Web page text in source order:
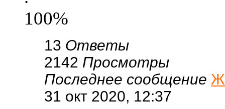
100%
13 Ответы
2142 Просмотры
Последнее сообщение
31 окт 2020, 12:37